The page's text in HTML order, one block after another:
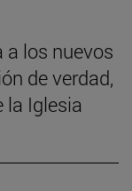
a los nuevos
de verdad,
la Iglesia